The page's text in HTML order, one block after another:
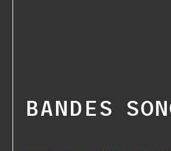
BANDES